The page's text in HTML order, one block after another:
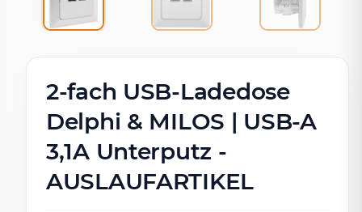
2-fach USB-Ladedose
Delphi & MILOS | USB-A
3,1A Unterputz -
AUSLAUFARTIKEL